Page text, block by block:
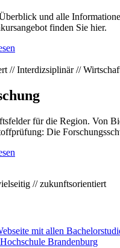
und alle
finden Sie hier.
// Interdizsiplinär //
für die Region. Von
Die
// zukunftsorientiert